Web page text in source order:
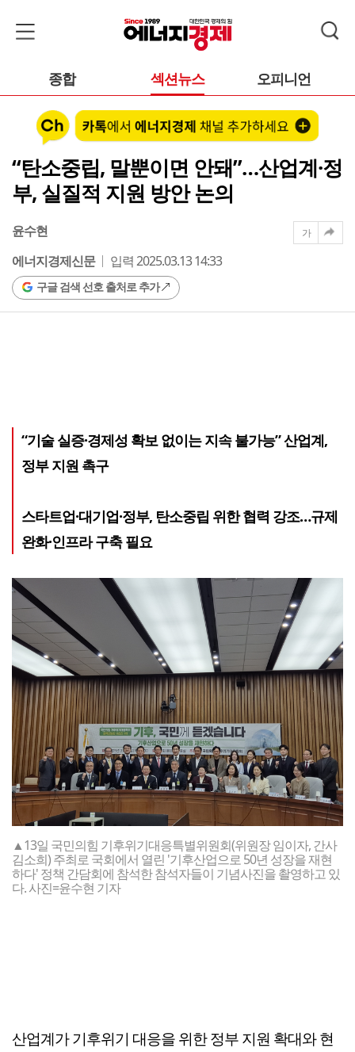
종합 섹션뉴스 오피니언
“탄소중립, 말뿐이면 안돼”…산업계·정
부, 실질적 지원 방안 논의
윤수현
에너지경제신문
입력 2025.03.13 14:33
구글 검색 선호 출처로 추가
가
“기술 실증·경제성 확보 없이는 지속 불가능” 산업계,
정부 지원 촉구
스타트업·대기업·정부, 탄소중립 위한 협력 강조…규제
완화·인프라 구축 필요
▲13일 국민의힘 기후위기대응특별위원회(위원장 임이자, 간사
김소희) 주최로 국회에서 열린 '기후산업으로 50년 성장을 재현
하다' 정책 간담회에 참석한 참석자들이 기념사진을 촬영하고 있
다. 사진=윤수현 기자
산업계가 기후위기 대응을 위한 정부 지원 확대와 현